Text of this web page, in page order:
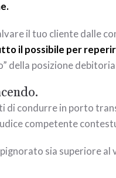
il tuo cliente dalle
il possibile per
della posizione
di condurre in porto
competente
pignorato sia superiore